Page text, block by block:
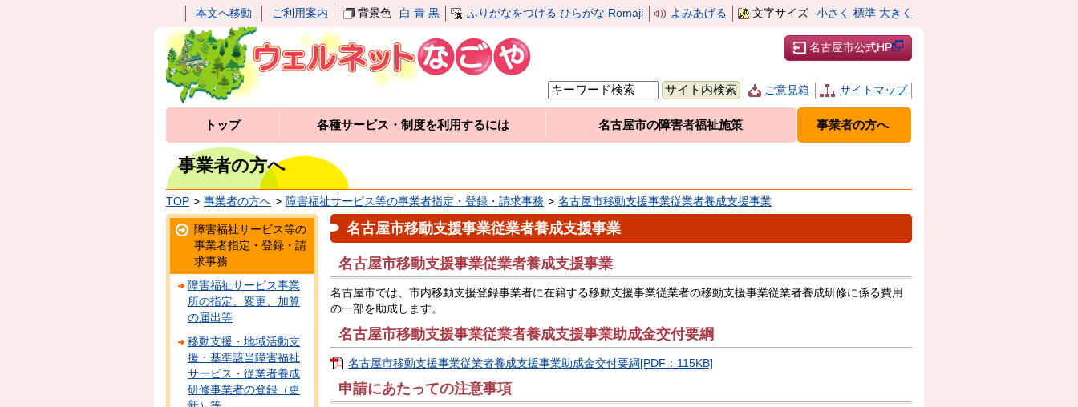
本文へ移動 ご利用案内 背景色 白 青 黒 ふりがなをつける ひらがな Romaji よみあげる 文字サイズ 小さく 標準 大きく
名古屋市公式HP
ご意見箱 サイトマップ
トップ 各種サービス・制度を利用するには 名古屋市の障害者福祉施策 事業者の方へ
事業者の方へ
TOP 事業者の方へ 障害福祉サービス等の事業者指定・登録・請求事務 名古屋市移動支援事業従業者養成支援事業
名古屋市移動支援事業従業者養成支援事業
名古屋市移動支援事業従業者養成支援事業
名古屋市では、市内移動支援登録事業者に在籍する移動支援事業従業者の移動支援事業従業者養成研修に係る費用
の一部を助成します。
名古屋市移動支援事業従業者養成支援事業助成金交付要綱
名古屋市移動支援事業従業者養成支援事業助成金交付要綱[PDF：115KB]
申請にあたっての注意事項
障害福祉サービス等の
事業者指定・登録・請
求事務
障害福祉サービス事業
所の指定、変更、加算
の届出等
移動支援・地域活動支
援・基準該当障害福祉
サービス・従業者養成
研修事業者の登録（更